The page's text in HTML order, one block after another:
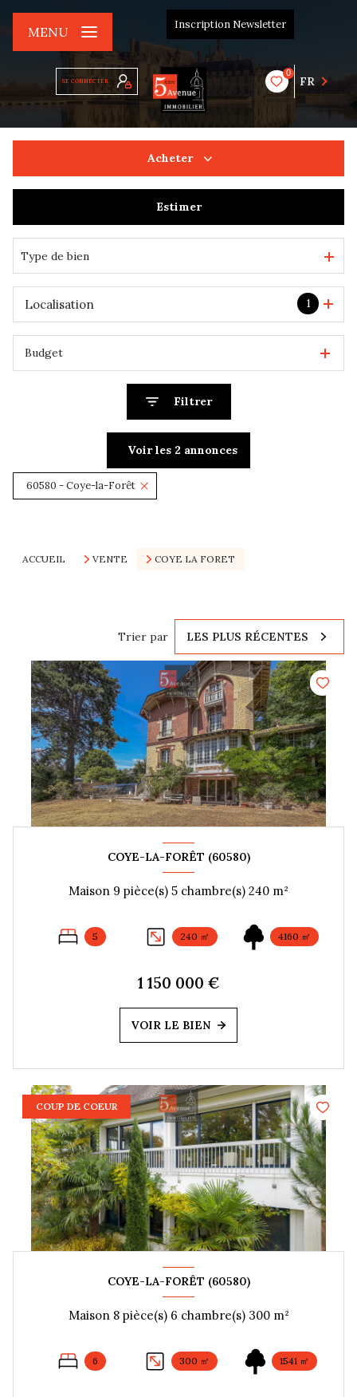
SE CONNECTER
Inscription Newsletter
0
FR
MENU
Acheter
De l'immo pro
Estimer
Type de bien
1
Localisation
Budget
Filtrer
Voir les 2 annonces
60580 - Coye-la-Forêt
ACCUEIL VENTE COYE LA FORET
Trier par LES PLUS RÉCENTES
COYE-LA-FORÊT (60580)
Maison 9 pièce(s) 5 chambre(s) 240 m²
5 240 ㎡ 4160 ㎡
1 150 000 €
VOIR LE BIEN
COUP DE COEUR
COYE-LA-FORÊT (60580)
Maison 8 pièce(s) 6 chambre(s) 300 m²
6 300 ㎡ 1541 ㎡